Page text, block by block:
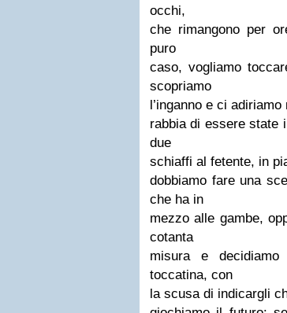
occhi,
che rimangono per
puro
caso, vogliamo
scopriamo
l’inganno e ci
rabbia di essere state
due
schiaffi al fetente, in
dobbiamo fare una
che ha in
mezzo alle gambe,
cotanta
misura e
toccatina, con
la scusa di indicargli